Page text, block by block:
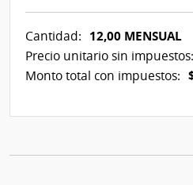
Cantidad: 12,00 MENSUAL
Precio unitario sin impuestos:
Monto total con impuestos: